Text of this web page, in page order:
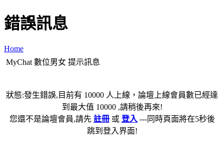
錯誤訊息
Home
MyChat 數位男女 提示訊息
狀態:發生錯誤,目前有 10000 人上線，論壇上線會員數已經達
到最大值 10000 ,請稍後再來!
您還不是論壇會員,請先 註冊或 登入 ---同時頁面將在5秒後
跳到登入界面!